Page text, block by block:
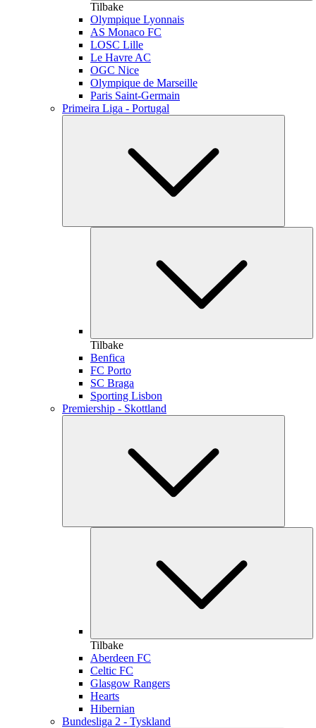
Tilbake
Olympique Lyonnais
AS Monaco FC
LOSC Lille
Le Havre AC
OGC Nice
Olympique de Marseille
Paris Saint-Germain
Primeira Liga - Portugal
Tilbake
Benfica
FC Porto
SC Braga
Sporting Lisbon
Premiership - Skottland
Tilbake
Aberdeen FC
Celtic FC
Glasgow Rangers
Hearts
Hibernian
Bundesliga 2 - Tyskland